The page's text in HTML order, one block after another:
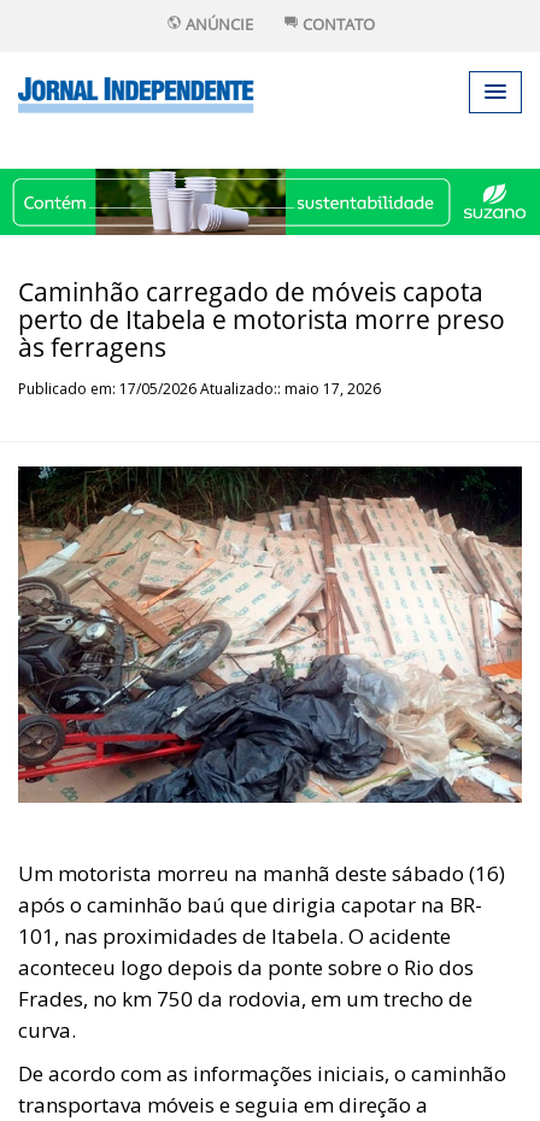
ANÚNCIE CONTATO
Caminhão carregado de móveis capota
perto de Itabela e motorista morre preso
às ferragens
Publicado em: 17/05/2026 Atualizado:: maio 17, 2026
Um motorista morreu na manhã deste sábado (16)
após o caminhão baú que dirigia capotar na BR-
101, nas proximidades de Itabela. O acidente
aconteceu logo depois da ponte sobre o Rio dos
Frades, no km 750 da rodovia, em um trecho de
curva.
De acordo com as informações iniciais, o caminhão
transportava móveis e seguia em direção a